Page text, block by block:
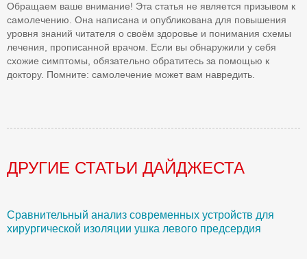
Обращаем ваше внимание! Эта статья не является призывом к
самолечению. Она написана и опубликована для повышения
уровня знаний читателя о своём здоровье и понимания схемы
лечения, прописанной врачом. Если вы обнаружили у себя
схожие симптомы, обязательно обратитесь за помощью к
доктору. Помните: самолечение может вам навредить.
ДРУГИЕ СТАТЬИ ДАЙДЖЕСТА
Сравнительный анализ современных устройств для
хирургической изоляции ушка левого предсердия